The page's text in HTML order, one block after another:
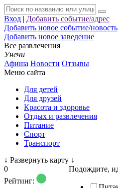
Вход | Добавить событие/адрес
Добавить новое событие/новость
Добавить новое заведение
Все развлечения
Унечи
Афиша Новости Отзывы
Меню сайта
Для детей
Для друзей
Красота и здоровье
Отдых и развлечения
Питание
Спорт
Транспорт
↓ Развернуть карту ↓
Подождите,
0
Рейтинг: